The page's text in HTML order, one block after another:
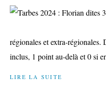
régionales et extra-
inclus, 1 point au-delà et 0 si
LIRE LA SUITE